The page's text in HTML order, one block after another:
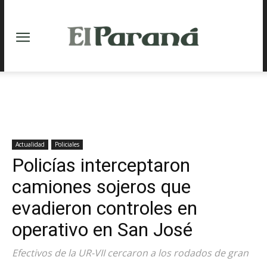
Actualidad Policiales
Policías interceptaron
camiones sojeros que
evadieron controles en
operativo en San José
Efectivos de la UR-VII cercaron a los rodados de gran